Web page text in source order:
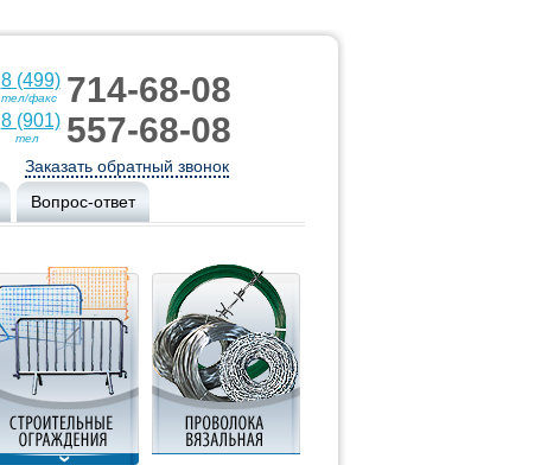
8 (499)
тел/факс 714-68-08
8 (901)
тел 557-68-08
Заказать обратный звонок
Вопрос-ответ